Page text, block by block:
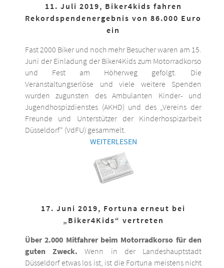
11. Juli 2019, Biker4kids fahren
Rekordspendenergebnis von 86.000 Euro
ein
Fast 2000 Biker und noch mehr Besucher waren am 15.
Juni der Einladung der Biker4Kids zum Motorradkorso
und Fest am Höherweg gefolgt. Die
Veranstaltungserlöse und viele weitere Spenden
wurden zugunsten des Ambulanten Kinder- und
Jugendhospizdienstes (AKHD) und des „Vereins der
Freunde und Unterstützer der Kinderhospizarbeit
Düsseldorf“ (VdFU) gesammelt.
WEITERLESEN
17. Juni 2019, Fortuna erneut bei
„Biker4Kids“ vertreten
Über 2.000 Mitfahrer beim Motorradkorso für den
guten Zweck. Wenn in der Landeshauptstadt
Düsseldorf etwas los ist, ist die Fortuna meistens nicht